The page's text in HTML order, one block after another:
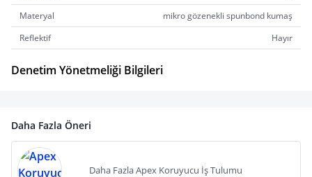
Materyal
mikro gözenekli spunbond kumaş
Reflektif
Hayır
Denetim Yönetmeliği Bilgileri
Daha Fazla Öneri
Daha Fazla Apex Koruyucu İş Tulumu